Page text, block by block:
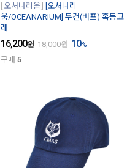
오셔나리움
[오셔나리
움/OCEANARIUM] 두건(버프) 혹등고
래
16,200원 18,000원 10%
구매 5